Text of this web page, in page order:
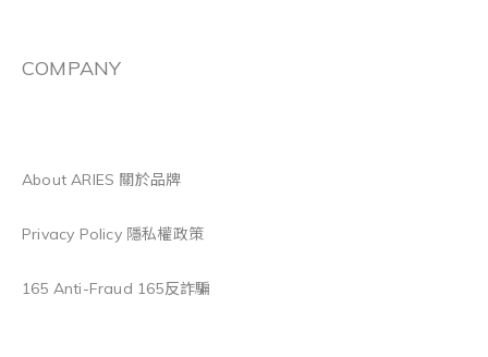
COMPANY
About ARIES 關於品牌
Privacy Policy 隱私權政策
165 Anti-Fraud 165反詐騙